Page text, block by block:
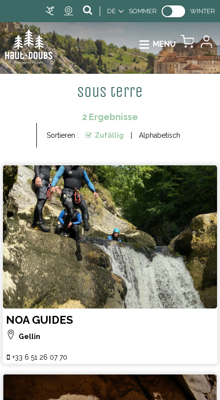
DE SOMMER WINTER
MENU
Sous terre
2 Ergebnisse
Sortieren : Zufällig Alphabetisch
NOA GUIDES
Gellin
+33 6 51 26 07 70